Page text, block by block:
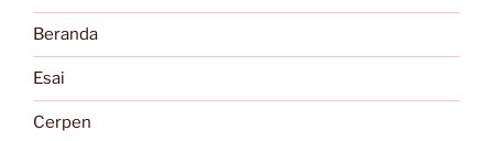
Beranda
Esai
Cerpen